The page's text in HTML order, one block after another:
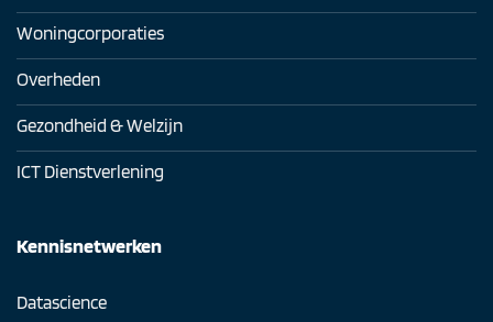
Woningcorporaties
Overheden
Gezondheid & Welzijn
ICT Dienstverlening
Kennisnetwerken
Datascience